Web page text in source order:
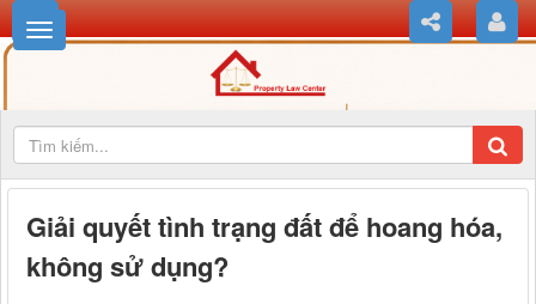
Giải quyết tình trạng đất để hoang hóa,
không sử dụng?